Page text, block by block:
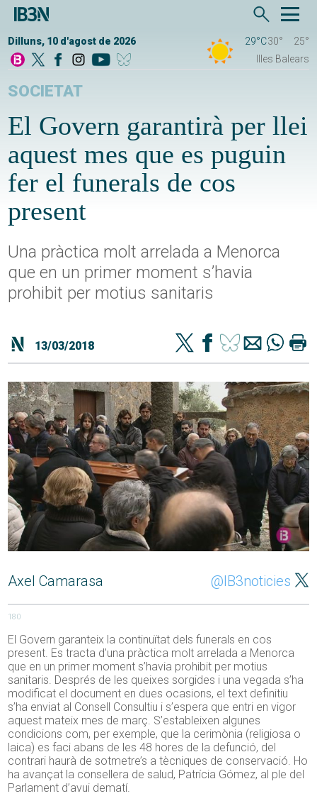
Dilluns, 10 d'agost de 2026 29°C30°
25°
Illes Balears
SOCIETAT
El Govern garantirà per llei
aquest mes que es puguin
fer el funerals de cos
present
Una pràctica molt arrelada a Menorca
que en un primer moment s’havia
prohibit per motius sanitaris
13/03/2018
Axel Camarasa @IB3noticies
180
El Govern garanteix la continuïtat dels funerals en cos
present. Es tracta d’una pràctica molt arrelada a Menorca
que en un primer moment s’havia prohibit per motius
sanitaris. Després de les queixes sorgides i una vegada s’ha
modificat el document en dues ocasions, el text definitiu
s’ha enviat al Consell Consultiu i s’espera que entri en vigor
aquest mateix mes de març. S’estableixen algunes
condicions com, per exemple, que la cerimònia (religiosa o
laica) es faci abans de les 48 hores de la defunció, del
contrari haurà de sotmetre’s a tècniques de conservació. Ho
ha avançat la consellera de salud, Patrícia Gómez, al ple del
Parlament d’avui dematí.